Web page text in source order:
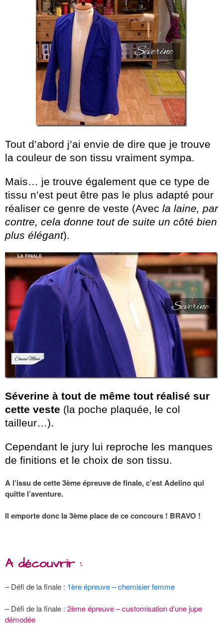
Tout d’abord j’ai envie de dire que je trouve
la couleur de son tissu vraiment sympa.
Mais… je trouve également que ce type de
tissu n’est peut être pas le plus adapté pour
réaliser ce genre de veste (Avec la laine, par
contre, cela donne tout de suite un côté bien
plus élégant).
Séverine à tout de même tout réalisé sur
cette veste (la poche plaquée, le col
tailleur…).
Cependant le jury lui reproche les manques
de finitions et le choix de son tissu.
A l’issu de cette 3ème épreuve de finale, c’est Adelino qui
quitte l’aventure.
Il emporte donc la 3ème place de ce concours ! BRAVO !
A découvrir :
–Défi de la finale : 1ère épreuve – chemisier femme
– Défi de la finale : 2ème épreuve – customisation d’une jupe
démodée